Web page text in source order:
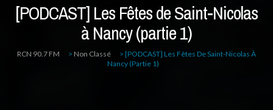
[PODCAST] Les Fêtes de Saint-Nicolas
à Nancy (partie 1)
RCN 90.7 FM > Non Classé > [PODCAST] Les Fêtes De Saint-Nicolas À
Nancy (partie 1)